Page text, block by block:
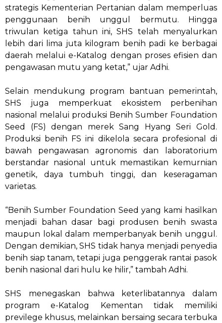
strategis Kementerian Pertanian dalam memperluas
penggunaan benih unggul bermutu. Hingga
triwulan ketiga tahun ini, SHS telah menyalurkan
lebih dari lima juta kilogram benih padi ke berbagai
daerah melalui e-Katalog dengan proses efisien dan
pengawasan mutu yang ketat,” ujar Adhi.
Selain mendukung program bantuan pemerintah,
SHS juga memperkuat ekosistem perbenihan
nasional melalui produksi Benih Sumber Foundation
Seed (FS) dengan merek Sang Hyang Seri Gold.
Produksi benih FS ini dikelola secara profesional di
bawah pengawasan agronomis dan laboratorium
berstandar nasional untuk memastikan kemurnian
genetik, daya tumbuh tinggi, dan keseragaman
varietas.
“Benih Sumber Foundation Seed yang kami hasilkan
menjadi bahan dasar bagi produsen benih swasta
maupun lokal dalam memperbanyak benih unggul.
Dengan demikian, SHS tidak hanya menjadi penyedia
benih siap tanam, tetapi juga penggerak rantai pasok
benih nasional dari hulu ke hilir,” tambah Adhi.
SHS menegaskan bahwa keterlibatannya dalam
program e-Katalog Kementan tidak memiliki
previlege khusus, melainkan bersaing secara terbuka